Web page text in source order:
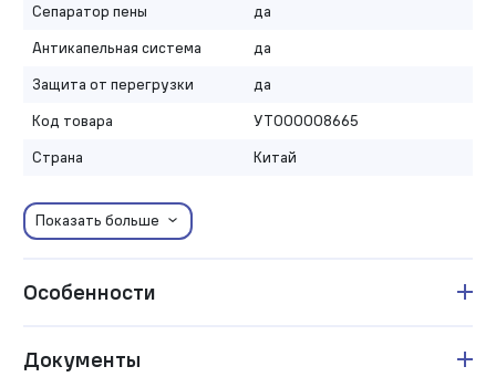
Сепаратор пены
да
Антикапельная система
да
Защита от перегрузки
да
Код товара
УТ000008665
Страна
Китай
Показать больше
Особенности
Документы